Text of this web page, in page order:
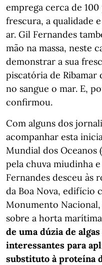
emprega cerca de 100
frescura, a qualidade
ar. Gil Fernandes
mão na massa, neste
demonstrar a sua
piscatória de
no sangue o mar. E,
confirmou.
Com alguns dos
acompanhar esta
Mundial dos Oceanos
pela chuva miudinha
Fernandes desceu às
da Boa Nova, edifício
Monumento Nacional,
sobre a horta
de uma dúzia de
interessantes para
substituto à proteína